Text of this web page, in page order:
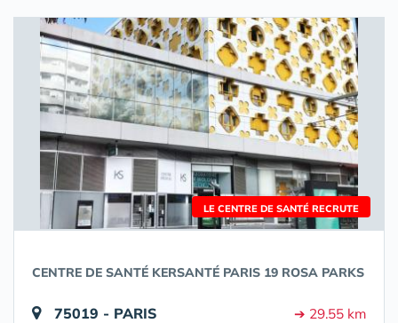
LE CENTRE DE SANTÉ RECRUTE
CENTRE DE SANTÉ KERSANTÉ PARIS 19 ROSA PARKS
75019 - PARIS ➔ 29.55 km